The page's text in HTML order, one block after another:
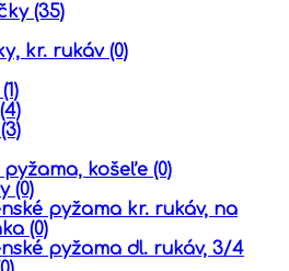
(35)
kr. rukáv (0)
(1)
(4)
(3)
pyžama, košeľe (0)
(0)
pyžama kr. rukáv, na
(0)
pyžama dl. rukáv, 3/4